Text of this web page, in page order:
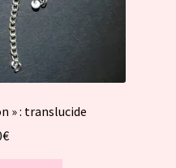
» : translucide
€